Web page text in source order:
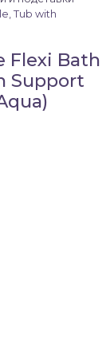
Tub with
Flexi Bath
Support